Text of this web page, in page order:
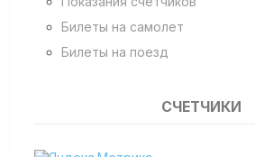
Билеты на самолет
Билеты на поезд
СЧЕТЧИКИ